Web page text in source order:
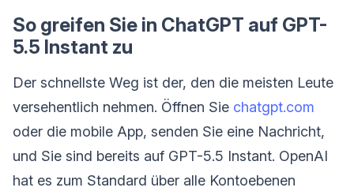
So greifen Sie in ChatGPT auf GPT-
5.5 Instant zu
Der schnellste Weg ist der, den die meisten Leute
versehentlich nehmen. Öffnen Sie chatgpt.com
oder die mobile App, senden Sie eine Nachricht,
und Sie sind bereits auf GPT-5.5 Instant. OpenAI
hat es zum Standard über alle Kontoebenen